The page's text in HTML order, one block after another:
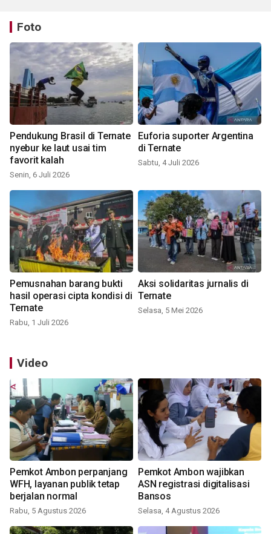
Foto
Pendukung Brasil di Ternate
nyebur ke laut usai tim
favorit kalah
Senin, 6 Juli 2026
Euforia suporter Argentina
di Ternate
Sabtu, 4 Juli 2026
Pemusnahan barang bukti
hasil operasi cipta kondisi di
Ternate
Rabu, 1 Juli 2026
Aksi solidaritas jurnalis di
Ternate
Selasa, 5 Mei 2026
Video
Pemkot Ambon perpanjang
WFH, layanan publik tetap
berjalan normal
Rabu, 5 Agustus 2026
Pemkot Ambon wajibkan
ASN registrasi digitalisasi
Bansos
Selasa, 4 Agustus 2026